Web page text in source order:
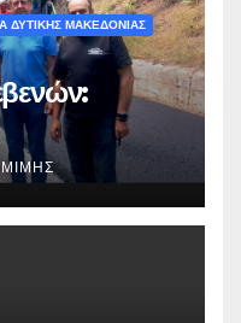
ΔΥΤΙΚΗΣ ΜΑΚΕΔΟΝΙΑΣ
οδού